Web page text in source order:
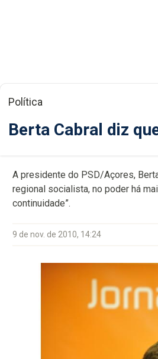
Política
Berta Cabral diz
A presidente do PSD/Açores,
regional socialista, no poder há
continuidade”.
9 de nov. de 2010, 14:24